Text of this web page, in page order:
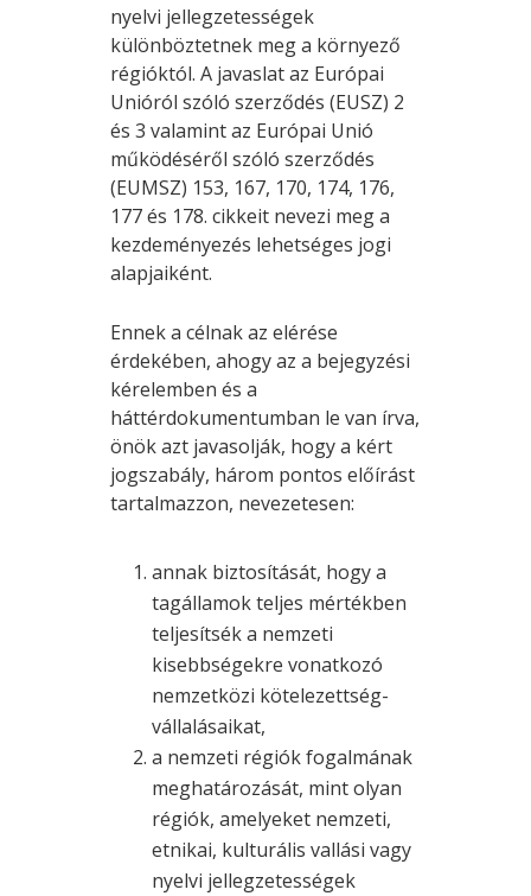
nyelvi jellegzetességek
különböztetnek meg a környező
régióktól. A javaslat az Európai
Unióról szóló szerződés (EUSZ) 2
és 3 valamint az Európai Unió
működéséről szóló szerződés
(EUMSZ) 153, 167, 170, 174, 176,
177 és 178. cikkeit nevezi meg a
kezdeményezés lehetséges jogi
alapjaiként.
Ennek a célnak az elérése
érdekében, ahogy az a bejegyzési
kérelemben és a
háttérdokumentumban le van írva,
önök azt javasolják, hogy a kért
jogszabály, három pontos előírást
tartalmazzon, nevezetesen:
annak biztosítását, hogy a
tagállamok teljes mértékben
teljesítsék a nemzeti
kisebbségekre vonatkozó
nemzetközi kötelezettség-
vállalásaikat,
a nemzeti régiók fogalmának
meghatározását, mint olyan
régiók, amelyeket nemzeti,
etnikai, kulturális vallási vagy
nyelvi jellegzetességek